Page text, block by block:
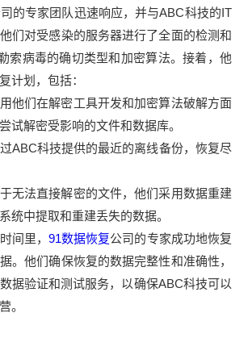
的专家团队迅速响应，并与ABC科技的IT
们对受感染的服务器进行了全面的检测和
索病毒的确切类型和加密算法。接着，他
计划，包括：
他们在解密工具开发和加密算法破解方面
试解密受影响的文件和数据库。
ABC科技提供的最近的离线备份，恢复尽
无法直接解密的文件，他们采用数据重建
统中提取和重建丢失的数据。
间里， 91数据恢复公司的专家成功地恢复
。他们确保恢复的数据完整性和准确性，
据验证和测试服务，以确保ABC科技可以
。